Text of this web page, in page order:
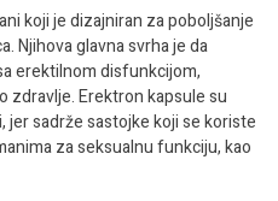
koji je dizajniran za poboljšanje
Njihova glavna svrha je da
erektilnom disfunkcijom,
zdravlje. Erektron kapsule su
sadrže sastojke koji se koriste
za seksualnu funkciju, kao